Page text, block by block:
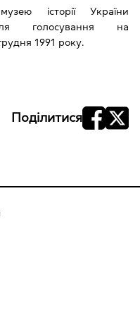
історії України
голосування на
1991 року.
Поділитися